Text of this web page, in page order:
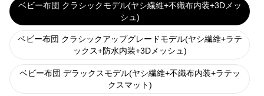
ベビー布団 クラシックモデル(ヤシ繊維+不織布内装+3Dメッ
シュ)
ベビー布団 クラシックアップグレードモデル(ヤシ繊維+ラテ
ックス+防水内装+3Dメッシュ)
ベビー布団 デラックスモデル(ヤシ繊維+不織布内装+ラテッ
クスマット)